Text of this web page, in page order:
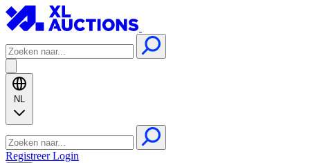
NL
RegistreerLogin